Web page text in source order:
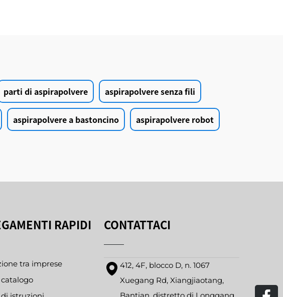
parti di aspirapolvere aspirapolvere senza fili
aspirapolvere a bastoncino aspirapolvere robot
RAPIDI
tra imprese
CONTATTACI
412, 4F, blocco D, n. 1067
Xuegang Rd, Xiangjiaotang,